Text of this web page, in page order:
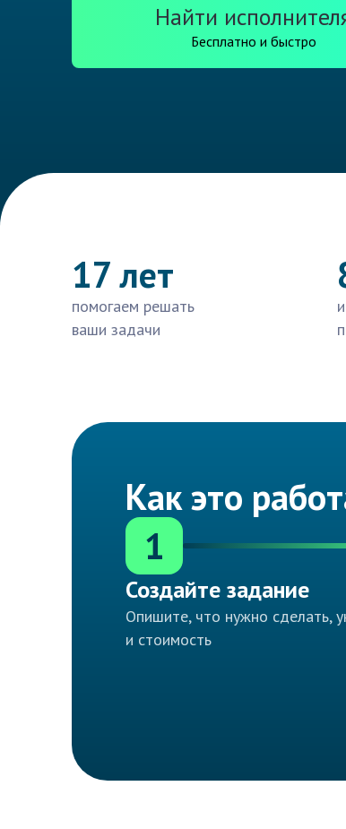
Найти
Бесплатно и быстро
17 лет
помогаем решать
ваши задачи
Как это
1
Создайте задание
Опишите, что нужно сделать,
и стоимость